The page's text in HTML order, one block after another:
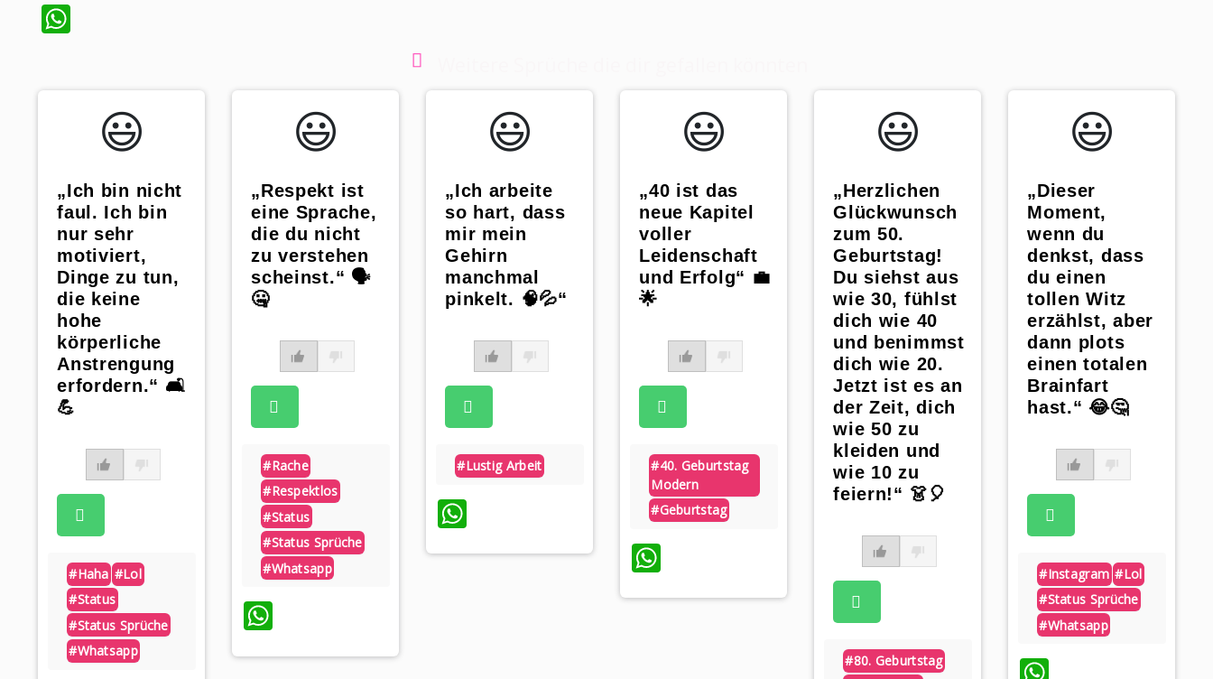
😃️
„Ich bin nicht
faul. Ich bin
nur sehr
motiviert,
Dinge zu tun,
die keine
hohe
körperliche
Anstrengung
erfordern.“ 🛋️
💪
#haha #lol
#status
#status Sprüche
#whatsapp
😃️
„Respekt ist
eine Sprache,
die du nicht
zu verstehen
scheinst.“ 🗣️
🤐
#rache
#respektlos
#status
#status Sprüche
#whatsapp
WhatsApp
😃️
„Ich arbeite
so hart, dass
mir mein
Gehirn
manchmal
pinkelt. 🧠💦“
#lustig Arbeit
WhatsApp
😃️
„40 ist das
neue Kapitel
voller
Leidenschaft
und Erfolg“ 💼
🌟
#40. Geburtstag
Modern
#geburtstag
WhatsApp
😃️
„Herzlichen
Glückwunsch
zum 50.
Geburtstag!
Du siehst aus
wie 30, fühlst
dich wie 40
und benimmst
dich wie 20.
Jetzt ist es an
der Zeit, dich
wie 50 zu
kleiden und
wie 10 zu
feiern!“ 👗🎈
#80. Geburtstag
😃️
„Dieser
Moment,
wenn du
denkst, dass
du einen
tollen Witz
erzählst, aber
dann plots
einen totalen
Brainfart
hast.“ 😂🤔
#instagram #lol
#status Sprüche
#whatsapp